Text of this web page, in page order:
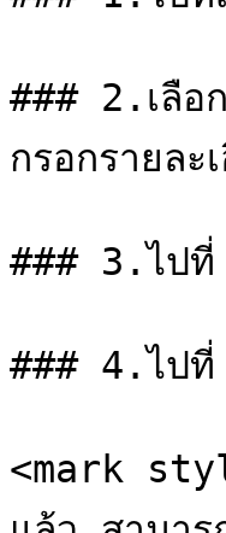
### 2.เลือ
กรอกรายละ
### 3.ไปที่
### 4.ไปที่
<mark